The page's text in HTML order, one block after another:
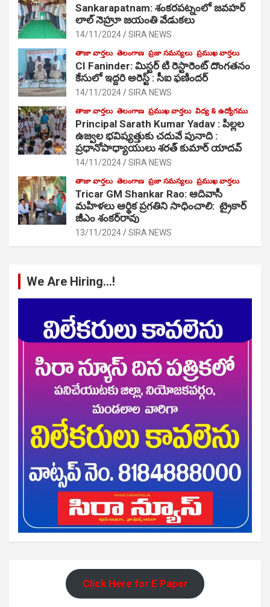
Sankarapatnam: శంకరపట్నంలో జవహర్
లాల్ నెహ్రూ జయంతి వేడుకలు
14/11/2024 SIRA NEWS
తాజా వార్తలు తెలంగాణ ప్రజా సమస్యలు ప్రముఖ వార్తలు
CI Faninder: మిస్టర్ టి రెస్టారెంట్ దొంగతనం
కేసులో ఇద్దరి అరెస్ట్ : సీఐ ఫణిందర్
14/11/2024 SIRA NEWS
తాజా వార్తలు తెలంగాణ ప్రముఖ వార్తలు విద్య & ఉద్యోగము
Principal Sarath Kumar Yadav : పిల్లల
ఉజ్వల భవిష్యత్తుకు చదువే పునాది :
ప్రధానోపాధ్యాయులు శరత్ కుమార్ యాదవ్
14/11/2024 SIRA NEWS
తాజా వార్తలు తెలంగాణ ప్రజా సమస్యలు ప్రముఖ వార్తలు
Tricar GM Shankar Rao: ఆదివాసీ
మహిళలు ఆర్థిక ప్రగతిని సాధించాలి: ట్రైకార్
జీఎం శంకర్‌రావు
13/11/2024 SIRA NEWS
We Are Hiring…!
Click Here for E Paper